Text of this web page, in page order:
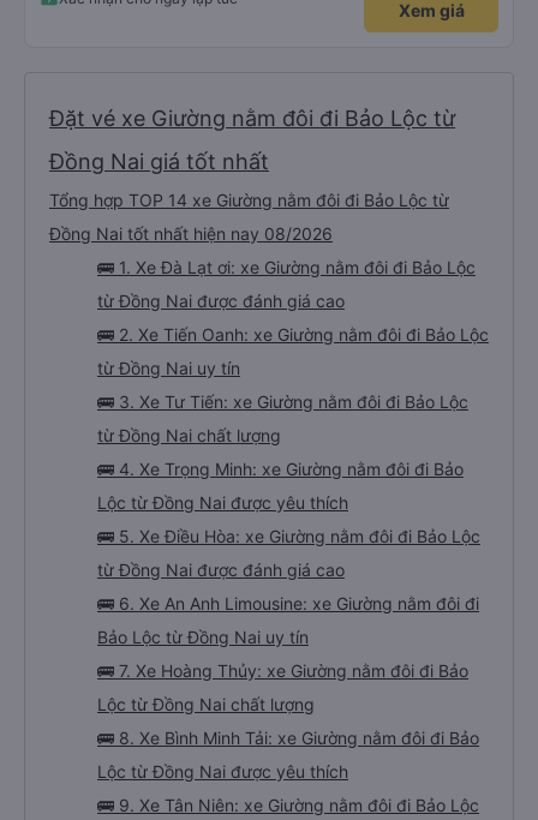
Xem giá
Đặt vé xe Giường nằm đôi đi Bảo Lộc từ
Đồng Nai giá tốt nhất
Tổng hợp TOP 14 xe Giường nằm đôi đi Bảo Lộc từ
Đồng Nai tốt nhất hiện nay 08/2026
🚌 1. Xe Đà Lạt ơi: xe Giường nằm đôi đi Bảo Lộc
từ Đồng Nai được đánh giá cao
🚌 2. Xe Tiến Oanh: xe Giường nằm đôi đi Bảo Lộc
từ Đồng Nai uy tín
🚌 3. Xe Tư Tiến: xe Giường nằm đôi đi Bảo Lộc
từ Đồng Nai chất lượng
🚌 4. Xe Trọng Minh: xe Giường nằm đôi đi Bảo
Lộc từ Đồng Nai được yêu thích
🚌 5. Xe Điều Hòa: xe Giường nằm đôi đi Bảo Lộc
từ Đồng Nai được đánh giá cao
🚌 6. Xe An Anh Limousine: xe Giường nằm đôi đi
Bảo Lộc từ Đồng Nai uy tín
🚌 7. Xe Hoàng Thủy: xe Giường nằm đôi đi Bảo
Lộc từ Đồng Nai chất lượng
🚌 8. Xe Bình Minh Tải: xe Giường nằm đôi đi Bảo
Lộc từ Đồng Nai được yêu thích
🚌 9. Xe Tân Niên: xe Giường nằm đôi đi Bảo Lộc